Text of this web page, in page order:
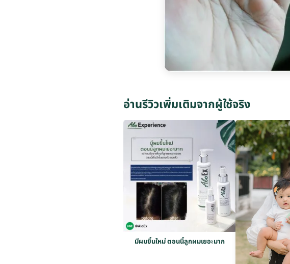
อ่านรีวิวเพิ่มเติมจากผู้ใช้จริง
มีผมขึ้นใหม่ ตอนนี้ลูกผมเยอะมาก